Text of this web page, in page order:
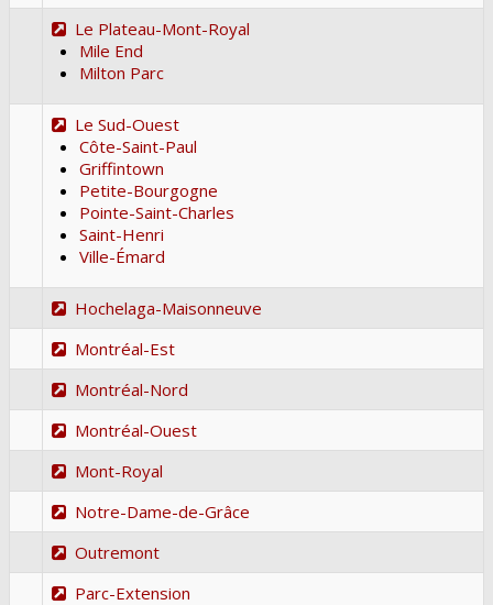
Le Plateau-Mont-Royal
Mile End
Milton Parc
Le Sud-Ouest
Côte-Saint-Paul
Griffintown
Petite-Bourgogne
Pointe-Saint-Charles
Saint-Henri
Ville-Émard
Hochelaga-Maisonneuve
Montréal-Est
Montréal-Nord
Montréal-Ouest
Mont-Royal
Notre-Dame-de-Grâce
Outremont
Parc-Extension